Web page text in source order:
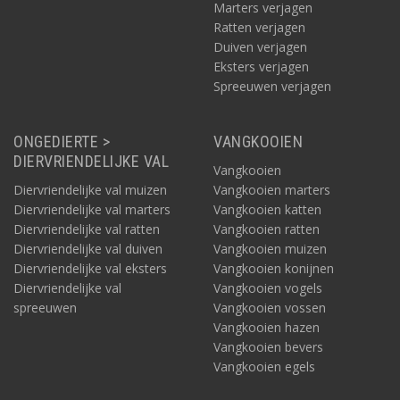
of ander voorwerp in past. Daarnaast zijn elektrische
rattenvallen zoals vermeld veilig omdat er bij dit type val géén
gebruik hoeft te worden gemaakt van gif en chemicaliën.
Rattenval op batterijen
Wat betreft de stroomvoorziening: bij veel van de vallen is er
een batterij-indicator aanwezig. Er zijn ook elektrische vallen
waarbij direct te zien is of een rat of muis gevangen is: in dat
knipperen. Op de benodigde
Marters verjagen
Ratten verjagen
Duiven verjagen
Eksters verjagen
Spreeuwen verjagen
ONGEDIERTE >
DIERVRIENDELIJKE VAL
Diervriendelijke val muizen
Diervriendelijke val marters
Diervriendelijke val ratten
Diervriendelijke val duiven
Diervriendelijke val eksters
Diervriendelijke val
spreeuwen
VANGKOOIEN
Vangkooien
Vangkooien marters
Vangkooien katten
Vangkooien ratten
Vangkooien muizen
Vangkooien konijnen
Vangkooien vogels
Vangkooien vossen
Vangkooien hazen
Vangkooien bevers
Vangkooien egels